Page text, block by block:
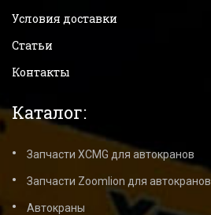
Условия доставки
Статьи
Контакты
Каталог:
Запчасти XCMG для автокранов
Запчасти Zoomlion для автокранов
Автокраны